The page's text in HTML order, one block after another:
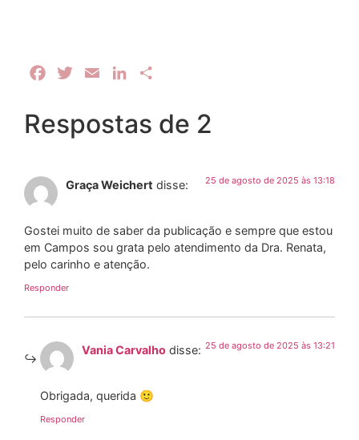
FacebookTwitterEmail LinkedIn
Respostas de 2
Graça Weichert disse: 25 de agosto de 2025 às 13:18
Gostei muito de saber da publicação e sempre que estou
em Campos sou grata pelo atendimento da Dra. Renata,
pelo carinho e atenção.
Responder
Vania Carvalho disse: 25 de agosto de 2025 às 13:21
Obrigada, querida 🙂
Responder